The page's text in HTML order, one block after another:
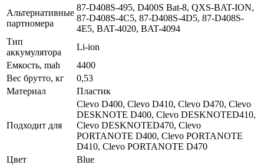
Альтернативные
партномера
87-D408S-495, D400S Bat-8, QXS-BAT-ION,
87-D408S-4C5, 87-D408S-4D5, 87-D408S-
4E5, BAT-4020, BAT-4094
Тип
аккумулятора
Li-ion
Емкость, mah
4400
Вес брутто, кг
0,53
Материал
Пластик
Подходит для
Clevo D400, Clevo D410, Clevo D470, Clevo
DESKNOTE D400, Clevo DESKNOTED410,
Clevo DESKNOTED470, Clevo
PORTANOTE D400, Clevo PORTANOTE
D410, Clevo PORTANOTE D470
Цвет
Blue